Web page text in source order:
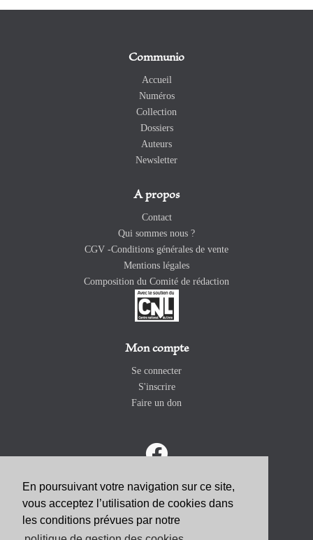
En poursuivant votre navigation sur ce site,
vous acceptez l’utilisation de cookies dans
les conditions prévues par notre
Communio
Accueil
Numéros
Collection
Dossiers
Auteurs
Newsletter
A propos
Contact
Qui sommes nous ?
CGV -Conditions générales de vente
Mentions légales
Composition du Comité de rédaction
Mon compte
Se connecter
S'inscrire
Faire un don
ABONNEZ-VOUS